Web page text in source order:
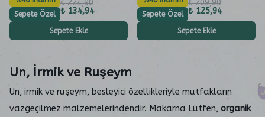
Sepete Özel
₺ 224,90
₺ 134,94
Sepete Ekle
Sepete Özel
₺ 209,90
₺ 125,94
Sepete Ekle
Un, İrmik ve Ruşeym
Un, irmik ve ruşeym, besleyici özellikleriyle mutfakların
vazgeçilmez malzemelerindendir. Makarna Lütfen, organik